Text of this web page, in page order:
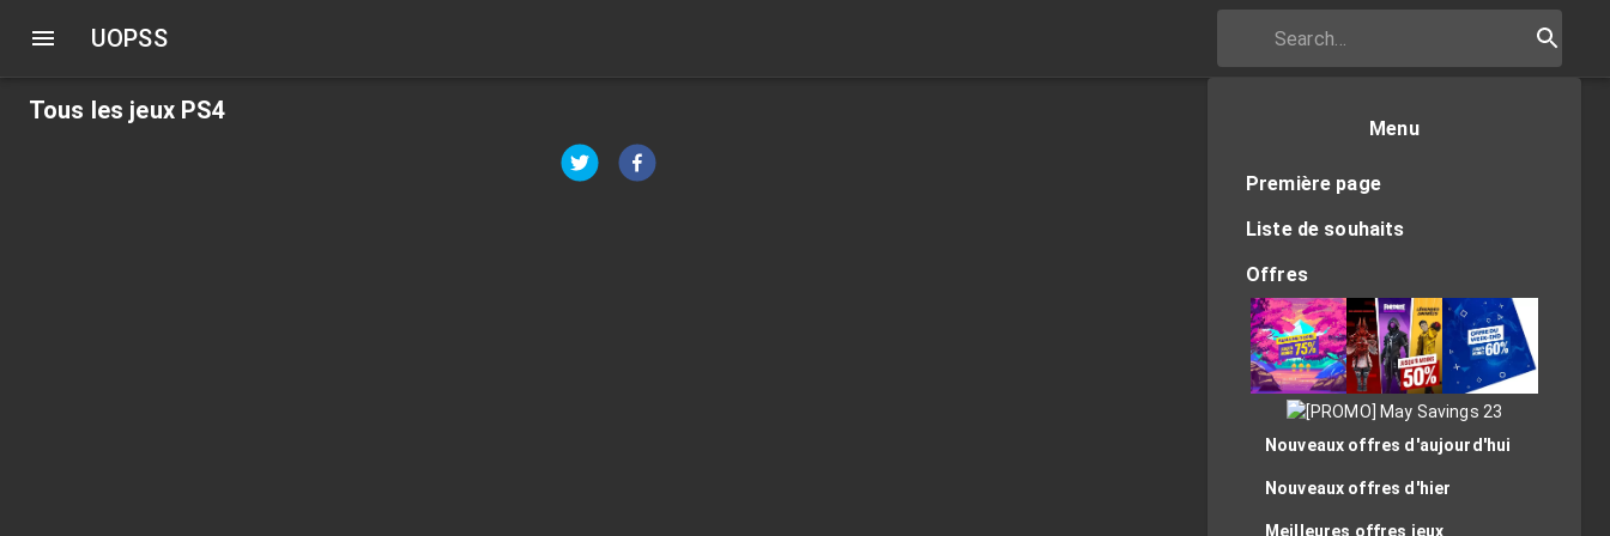
UOPSS
Tous les jeux PS4
Menu
Première page
Liste de souhaits
Offres
Nouveaux offres d'aujourd'hui
Nouveaux offres d'hier
Meilleures offres jeux